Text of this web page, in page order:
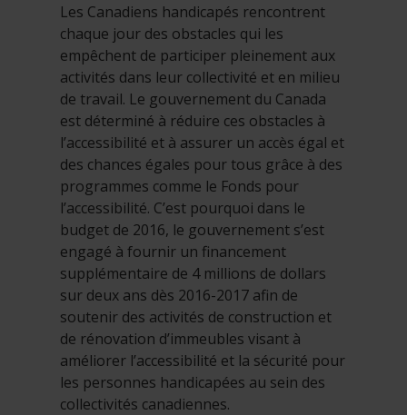
Les Canadiens handicapés rencontrent
chaque jour des obstacles qui les
empêchent de participer pleinement aux
activités dans leur collectivité et en milieu
de travail. Le gouvernement du Canada
est déterminé à réduire ces obstacles à
l’accessibilité et à assurer un accès égal et
des chances égales pour tous grâce à des
programmes comme le Fonds pour
l’accessibilité. C’est pourquoi dans le
budget de 2016, le gouvernement s’est
engagé à fournir un financement
supplémentaire de 4 millions de dollars
sur deux ans dès 2016-2017 afin de
soutenir des activités de construction et
de rénovation d’immeubles visant à
améliorer l’accessibilité et la sécurité pour
les personnes handicapées au sein des
collectivités canadiennes.